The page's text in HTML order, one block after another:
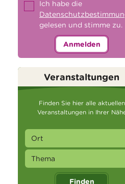
Ich habe die
gelesen und stimme zu.
Anmelden
Veranstaltungen
Finden Sie hier alle aktuellen
Veranstaltungen in Ihrer
Finden